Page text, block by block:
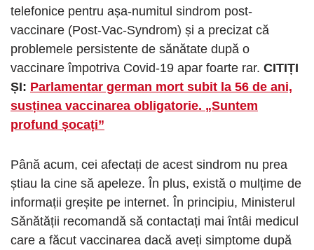
telefonice pentru așa-numitul sindrom post-
vaccinare (Post-Vac-Syndrom) și a precizat că
problemele persistente de sănătate după o
vaccinare împotriva Covid-19 apar foarte rar. CITIȚI
ȘI: Parlamentar german mort subit la 56 de ani,
susținea vaccinarea obligatorie. „Suntem
profund șocați”
Până acum, cei afectați de acest sindrom nu prea
știau la cine să apeleze. În plus, există o mulțime de
informații greșite pe internet. În principiu, Ministerul
Sănătății recomandă să contactați mai întâi medicul
care a făcut vaccinarea dacă aveți simptome după